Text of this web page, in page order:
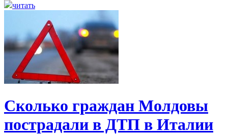
читать
Сколько граждан Молдовы
пострадали в ДТП в Италии